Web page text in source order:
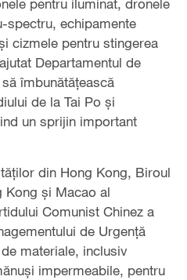
pentru iluminat, dronele
spectru, echipamente
cizmele pentru stingerea
Departamentul de
îmbunătățească
de la Tai Po și
un sprijin important
din Hong Kong, Biroul
Kong și Macao al
Comunist Chinez a
de Urgență
materiale, inclusiv
impermeabile, pentru